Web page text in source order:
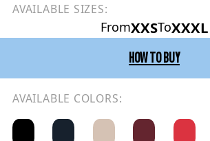
AVAILABLE SIZES:
FromXXSToXXXL
HOW TO BUY
AVAILABLE COLORS: